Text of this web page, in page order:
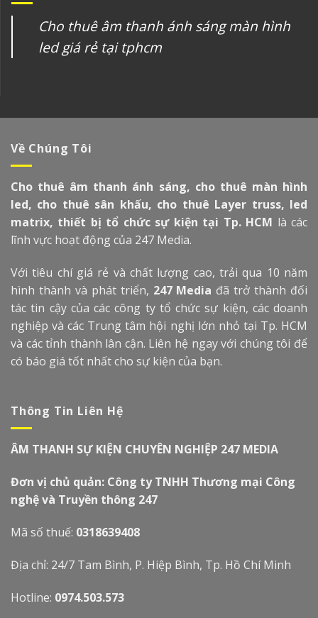
Cho thuê âm thanh ánh sáng màn hình
led giá rẻ tại tphcm
Về Chúng Tôi
Cho thuê âm thanh ánh sáng, cho thuê màn hình
led, cho thuê sân khấu, cho thuê Layer truss, led
matrix, thiết bị tổ chức sự kiện tại Tp. HCM là các
lĩnh vực hoạt động của 247 Media.
Với tiêu chí giá rẻ và chất lượng cao, trải qua 10 năm
hình thành và phát triển, 247 Media đã trở thành đối
tác tin cậy của các công ty tổ chức sự kiện, các doanh
nghiệp và các Trung tâm hội nghị lớn nhỏ tại Tp. HCM
và các tỉnh thành lân cận. Liên hệ ngay với chúng tôi để
có báo giá tốt nhất cho sự kiện của bạn.
Thông Tin Liên Hệ
ÂM THANH SỰ KIỆN CHUYÊN NGHIỆP 247 MEDIA
Đơn vị chủ quản: Công ty TNHH Thương mại Công
nghệ và Truyền thông 247
Mã số thuế: 0318639408
Địa chỉ: 24/7 Tam Bình, P. Hiệp Bình, Tp. Hồ Chí Minh
Hotline: 0974.503.573